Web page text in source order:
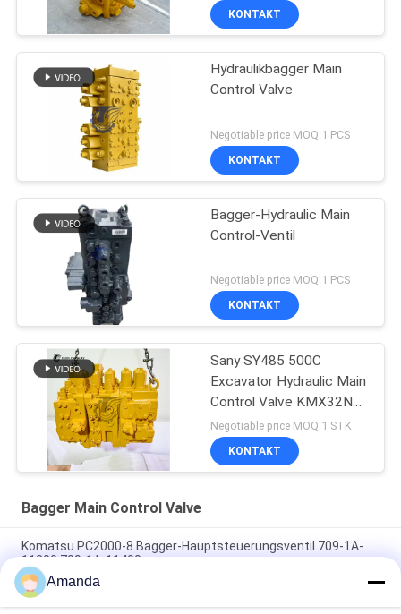
KONTAKT
Hydraulikbagger Main
Control Valve
Negotiable price MOQ:1 PCS
KONTAKT
Bagger-Hydraulic Main
Control-Ventil
Negotiable price MOQ:1 PCS
KONTAKT
Sany SY485 500C
Excavator Hydraulic Main
Control Valve KMX32NA
High Quality
Negotiable price MOQ:1 STK
KONTAKT
Bagger Main Control Valve
Komatsu PC2000-8 Bagger-Hauptsteuerungsventil 709-1A-
11300 709-1A-11400
PC160LC-7 PC160-7 Steuerventil Bagger Komatsu, 723-57-
Amanda